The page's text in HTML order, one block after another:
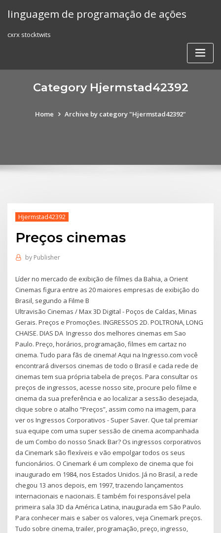
linguagem de programação de ações
cxrx stocktwits
Category Hjermstad42392
Home Archive by category "Hjermstad42392"
Hjermstad42392
Preços cinemas
by Publisher
Líder no mercado de exibição de filmes da Bahia, a Orient
Cinemas figura entre as 20 maiores empresas de exibição do
Brasil, segundo a Filme B
Ultravisão Cinemas / Max 3D Digital - Poços de Caldas, Minas
Gerais. Preços e Promoções. INGRESSOS 2D. POLTRONA, LONG
CHAISE. DIAS DA Ingresso dos melhores cinemas em Sao
Paulo. Preço, horários, programação, filmes em cartaz no
cinema. Tudo para fãs de cinema! Aqui na Ingresso.com você
encontrará diversos cinemas de todo o Brasil e cada rede de
cinemas tem sua própria tabela de preços. Para consultar os
preços de ingressos, acesse nosso site, procure pelo filme e
cinema da sua preferência e ao localizar a sessão desejada,
clique sobre o atalho “Preços”, assim como na imagem, para
ver os Ingressos Corporativos - Super Saver. Que tal premiar
sua equipe com uma super sessão de cinema acompanhada
de um Combo do nosso Snack Bar? Os ingressos corporativos
da Cinemark são flexíveis e vão empolgar todos os seus
funcionários. O Cinemark é um complexo de cinema que foi
inaugurado em 1984, nos Estados Unidos. Já no Brasil, a rede
chegou 13 anos depois, em 1997, trazendo lançamentos
internacionais e nacionais. E também foi responsável pela
primeira sala 3D da América Latina, inaugurada em São Paulo.
Para conhecer mais e saber os valores, veja Cinemark preços.
Tudo sobre cinema, trailer, programação, preço, ingresso,